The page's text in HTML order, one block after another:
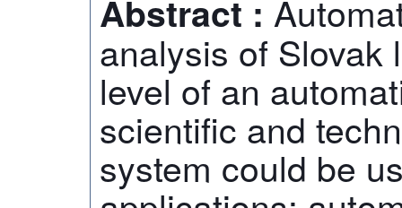
Abstract :
analysis of Slovak
level of an
scientific and
system could be